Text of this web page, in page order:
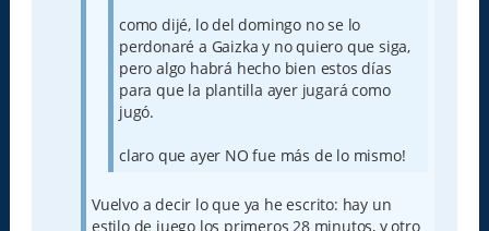
como dijé, lo del domingo no se lo
perdonaré a Gaizka y no quiero que siga,
pero algo habrá hecho bien estos días
para que la plantilla ayer jugará como
jugó.
claro que ayer NO fue más de lo mismo!
Vuelvo a decir lo que ya he escrito: hay un
estilo de juego los primeros 28 minutos, y otro